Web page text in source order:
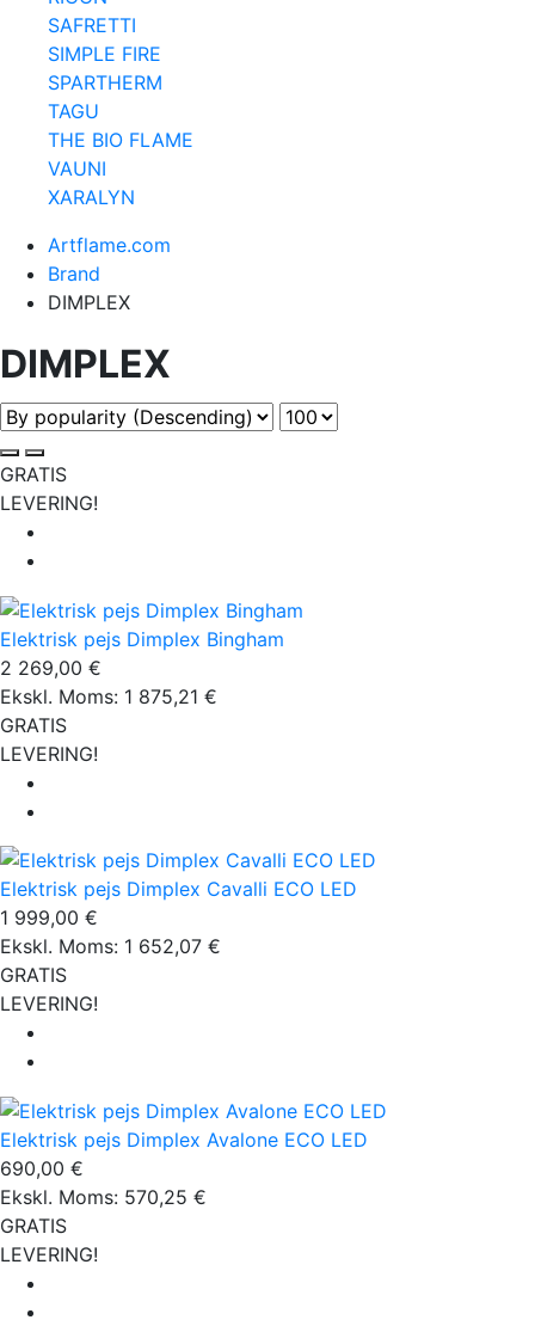
SAFRETTI
SIMPLE FIRE
SPARTHERM
TAGU
THE BIO FLAME
VAUNI
XARALYN
Artflame.com
Brand
DIMPLEX
DIMPLEX
GRATIS
LEVERING!
Elektrisk pejs Dimplex Bingham
2 269,00 €
Ekskl. Moms: 1 875,21 €
GRATIS
LEVERING!
Elektrisk pejs Dimplex Cavalli ECO LED
1 999,00 €
Ekskl. Moms: 1 652,07 €
GRATIS
LEVERING!
Elektrisk pejs Dimplex Avalone ECO LED
690,00 €
Ekskl. Moms: 570,25 €
GRATIS
LEVERING!